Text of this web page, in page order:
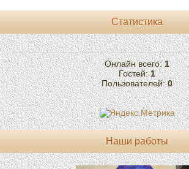
Статистика
Онлайн всего:1
Гостей:1
Пользователей:0
Наши работы